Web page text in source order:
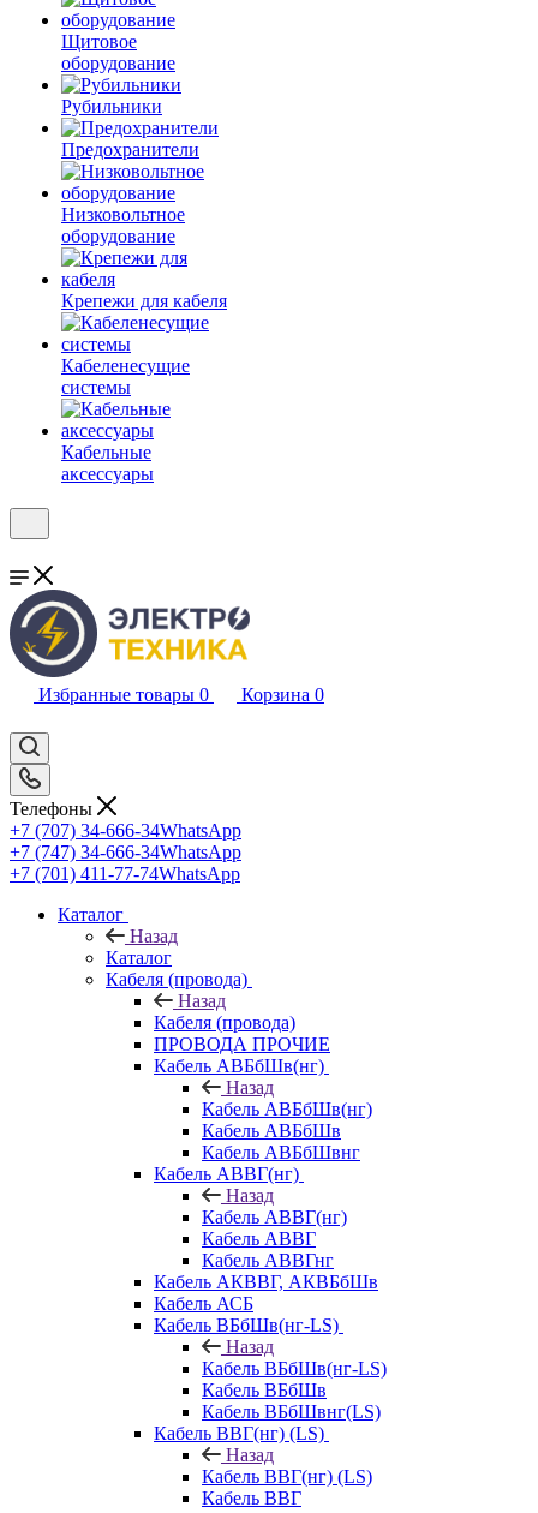
Щитовое
оборудование
Рубильники
Предохранители
Низковольтное
оборудование
Крепежи для кабеля
Кабеленесущие
системы
Кабельные
аксессуары
Избранные товары 0 Корзина 0
Телефоны
+7 (707) 34-666-34WhatsApp
+7 (747) 34-666-34WhatsApp
+7 (701) 411-77-74WhatsApp
Каталог
Назад
Каталог
Кабеля (провода)
Назад
Кабеля (провода)
ПРОВОДА ПРОЧИЕ
Кабель АВБбШв(нг)
Назад
Кабель АВБбШв(нг)
Кабель АВБбШв
Кабель АВБбШвнг
Кабель АВВГ(нг)
Назад
Кабель АВВГ(нг)
Кабель АВВГ
Кабель АВВГнг
Кабель АКВВГ, АКВБбШв
Кабель АСБ
Кабель ВБбШв(нг-LS)
Назад
Кабель ВБбШв(нг-LS)
Кабель ВБбШв
Кабель ВБбШвнг(LS)
Кабель ВВГ(нг) (LS)
Назад
Кабель ВВГ(нг) (LS)
Кабель ВВГ